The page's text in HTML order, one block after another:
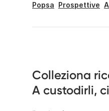
Popsa Prospettive
Colleziona
A custodirli,